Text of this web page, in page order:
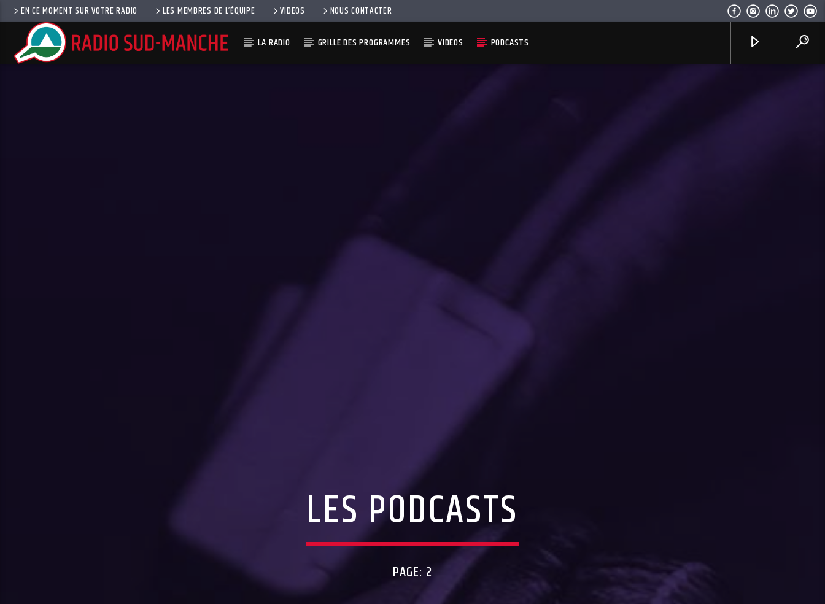
EN CE MOMENT SUR VOTRE RADIO LES MEMBRES DE L’ÉQUIPE VIDEOS NOUS CONTACTER
LA RADIO GRILLE DES PROGRAMMES VIDEOS PODCASTS
LES PODCASTS
PAGE: 2